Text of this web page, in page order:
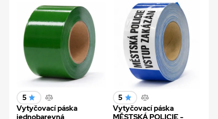
5
Vytyčovací páska
jednobarevná
5
Vytyčovací páska
MĚSTSKÁ POLICIE -